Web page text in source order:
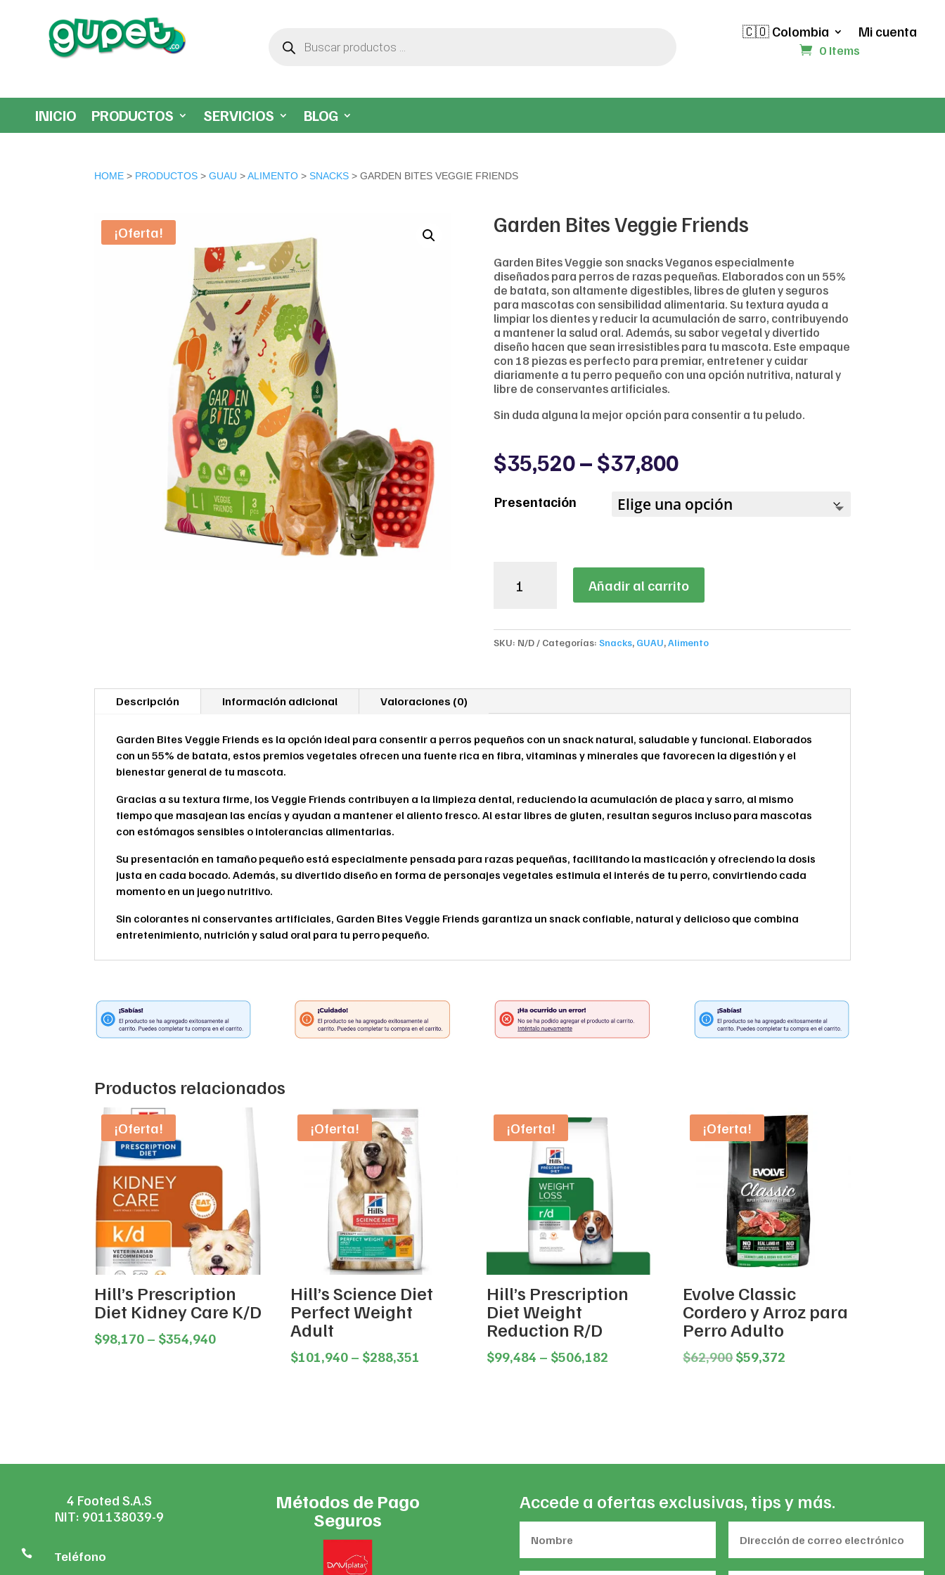
productos
🇨🇴 Colombia Mi cuenta
0 Items
INICIO PRODUCTOS SERVICIOS BLOG
HOME > PRODUCTOS >GUAU >ALIMENTO >SNACKS > GARDEN BITES VEGGIE FRIENDS
¡Oferta! Garden Bites Veggie Friends
Garden Bites Veggie son snacks Veganos especialmente
diseñados para perros de razas pequeñas. Elaborados con un 55%
de batata, son altamente digestibles, libres de gluten y seguros
para mascotas con sensibilidad alimentaria. Su textura ayuda a
limpiar los dientes y reducir la acumulación de sarro, contribuyendo
a mantener la salud oral. Además, su sabor vegetal y divertido
diseño hacen que sean irresistibles para tu mascota. Este empaque
con 18 piezas es perfecto para premiar, entretener y cuidar
diariamente a tu perro pequeño con una opción nutritiva, natural y
libre de conservantes artificiales.
Sin duda alguna la mejor opción para consentir a tu peludo.
$35,520– $37,800Price
range:
$35,520
through
Presentación
Bites
cantidad
Añadir al carrito
SKU: N/D Categorías: Snacks, GUAU,Alimento
Descripción Información adicional Valoraciones (0)
Garden Bites Veggie Friends es la opción ideal para consentir a perros pequeños con un snack natural, saludable y funcional. Elaborados
con un 55% de batata, estos premios vegetales ofrecen una fuente rica en fibra, vitaminas y minerales que favorecen la digestión y el
bienestar general de tu mascota.
Gracias a su textura firme, los Veggie Friends contribuyen a la limpieza dental, reduciendo la acumulación de placa y sarro, al mismo
tiempo que masajean las encías y ayudan a mantener el aliento fresco. Al estar libres de gluten, resultan seguros incluso para mascotas
con estómagos sensibles o intolerancias alimentarias.
Su presentación en tamaño pequeño está especialmente pensada para razas pequeñas, facilitando la masticación y ofreciendo la dosis
justa en cada bocado. Además, su divertido diseño en forma de personajes vegetales estimula el interés de tu perro, convirtiendo cada
momento en un juego nutritivo.
Sin colorantes ni conservantes artificiales, Garden Bites Veggie Friends garantiza un snack confiable, natural y delicioso que combina
entretenimiento, nutrición y salud oral para tu perro pequeño.
Productos relacionados
¡Oferta!
Hill’s Prescription
Diet Kidney Care K/D
$98,170 – $354,940Price
¡Oferta!
Hill’s Science Diet
Perfect Weight
Adult
$101,940 – $288,351
¡Oferta!
Hill’s Prescription
Diet Weight
Reduction R/D
$99,484 – $506,182
¡Oferta!
Evolve Classic
Cordero y Arroz para
Perro Adulto
$62,900 Original
$59,372
4 Footed S.A.S
NIT: 901138039-9
 Teléfono
Métodos de Pago
Seguros
Accede a ofertas exclusivas, tips y más.